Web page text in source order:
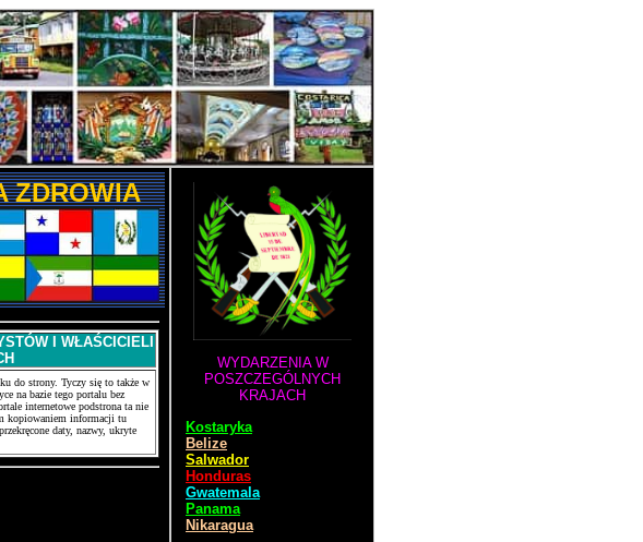
ZDROWIA
I WŁAŚCICIELI
do strony. Tyczy się to także w
na bazie tego portalu bez
internetowe podstrona ta nie
kopiowaniem informacji tu
daty, nazwy, ukryte
WYDARZENIA W
POSZCZEGÓLNYCH
KRAJACH
Kostaryka
Belize
Salwador
Honduras
Gwatemala
Panama
Nikaragua